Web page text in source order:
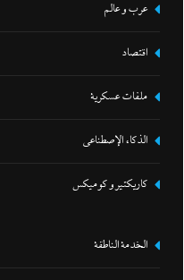
عرب و عالم
اقتصاد
ملفات عسكرية
الذكاء الإصطناعي
كاريكتير و كوميكس
الخدمة الناطقة